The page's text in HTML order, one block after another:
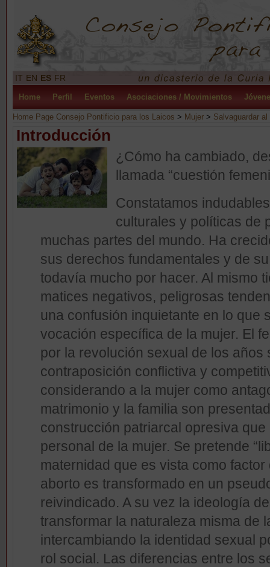
IT EN ES FR
Home Perfil Eventos Asociaciones / Movimientos
Home Page Consejo Pontificio para los Laicos > Mujer > Salvaguardar
Introducción
¿Cómo ha cambiado,
llamada “cuestión
Constatamos
culturales y políticas de
muchas partes del mundo. Ha
sus derechos fundamentales y de
todavía mucho por hacer. Al mismo
matices negativos, peligrosas
una confusión inquietante en lo que
vocación específica de la mujer. El
por la revolución sexual de los
contraposición conflictiva y
considerando a la mujer como
matrimonio y la familia son
construcción patriarcal opresiva
personal de la mujer. Se pretende
maternidad que es vista como
aborto es transformado en un
reivindicado. A su vez la ideología
transformar la naturaleza misma de
intercambiando la identidad sexual
rol social. Las diferencias entre los